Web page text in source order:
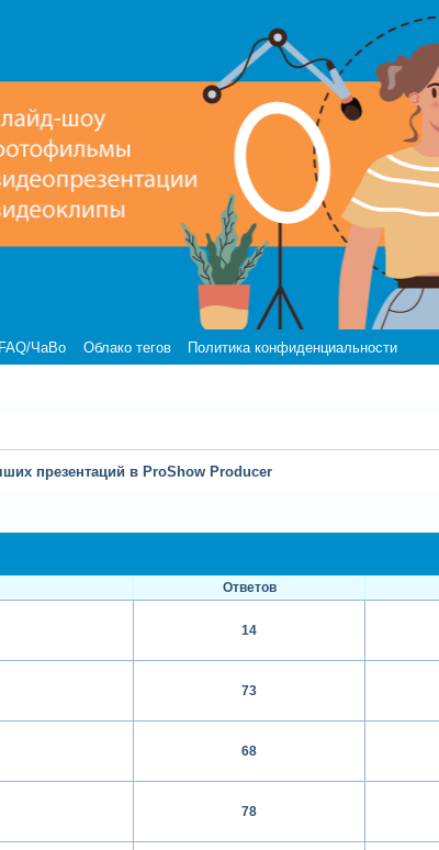
FAQ/ЧаВо Облако тегов Политика конфиденциальности
презентаций в ProShow Producer
Ответов
14
73
68
78